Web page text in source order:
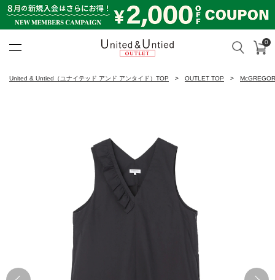
検索 カ
0
United & Untied（ユナイテッド アンド アンタイド）TOP OUTLET TOP